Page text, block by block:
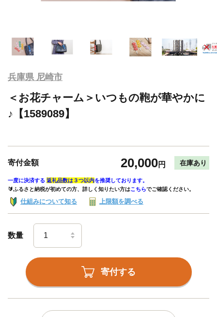
兵庫県 尼崎市
＜お花チャーム＞いつもの鞄が華やかに
♪【1589089】
寄付金額 20,000円 在庫あり
一度に決済する 返礼品数は３つ以内を推奨しております。
🔰ふるさと納税が初めての方、詳しく知りたい方はこちらでご確認ください。
仕組みについて知る 上限額を調べる
数量
寄付する